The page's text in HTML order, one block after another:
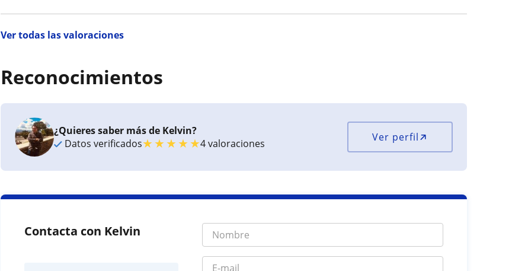
Ver todas las valoraciones
Reconocimientos
¿Quieres saber más de Kelvin?
Datos verificados★★★★★4 valoraciones Ver perfil
Contacta con Kelvin